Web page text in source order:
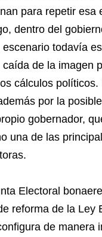
para repetir esa
dentro del
todavía
de la imagen
cálculos políticos.
por la
gobernador,
una de las
Electoral
reforma de la Ley
de manera